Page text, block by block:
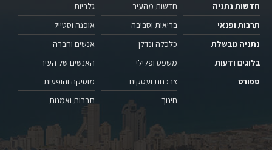
חדשות נתניה
תרבות ופנאי
נתניה מבשלת
בלוגים ודעות
ספורט
חדשות מהעיר
בריאות וסביבה
כלכלה ונדלן
משפט ופלילי
צרכנות ועסקים
חינוך
גלריות
אופנה וסטייל
אנשים וחברה
האנשים של העיר
מוסיקה והופעות
תרבות ואמנות